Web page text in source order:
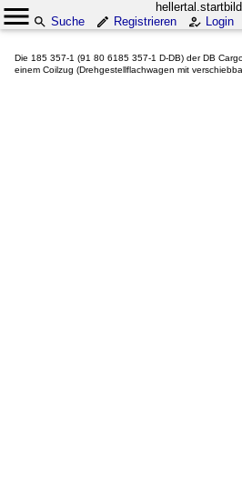
Suche
Registrieren Login
Die 185 357-1 (91 80 6185 357-1 D-DB) der DB
einem Coilzug (Drehgestellflachwagen mit